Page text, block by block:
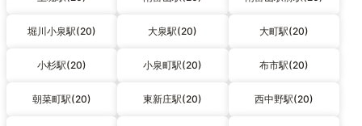
堀川小泉駅(20) 大泉駅(20) 大町駅(20)
小杉駅(20) 小泉町駅(20) 布市駅(20)
朝菜町駅(20) 東新庄駅(20) 西中野駅(20)